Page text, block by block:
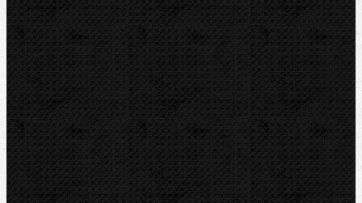
Řezáky a kolečka
Odhrotovače, kalibry
Úkosovače
Hasáky, kleště, klíče